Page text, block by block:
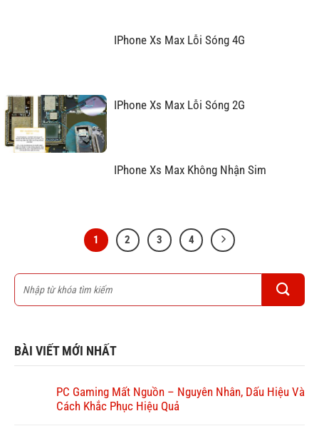
IPhone Xs Max Lỗi Sóng 4G
IPhone Xs Max Lỗi Sóng 2G
IPhone Xs Max Không Nhận Sim
1 2 3 4
BÀI VIẾT MỚI NHẤT
PC Gaming Mất Nguồn – Nguyên Nhân, Dấu Hiệu Và
Cách Khắc Phục Hiệu Quả